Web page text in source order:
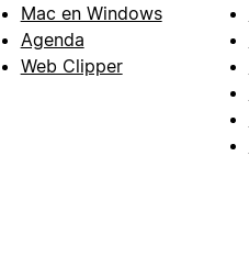
Mac en Windows
Agenda
Web Clipper